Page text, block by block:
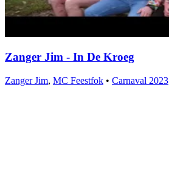
Zanger Jim - In De Kroeg
Zanger Jim, MC Feestfok • Carnaval 2023